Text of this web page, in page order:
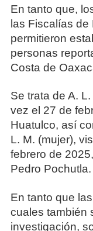
En tanto que,
las Fiscalías de
permitieron
personas
Costa de
Se trata de A.
vez el 27 de
Huatulco, así
L. M. (mujer),
febrero de
Pedro Pochutla.
En tanto que
cuales también
investigación,